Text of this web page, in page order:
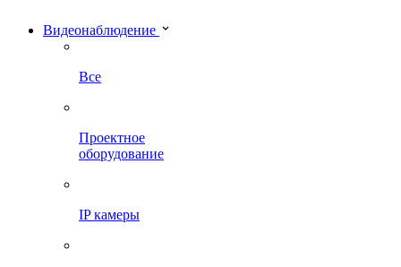
Видеонаблюдение
Все
Проектное
оборудование
IP камеры